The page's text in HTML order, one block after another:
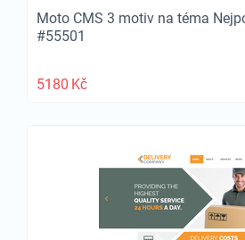
Moto CMS 3 motiv na téma
#55501
5180 Kč